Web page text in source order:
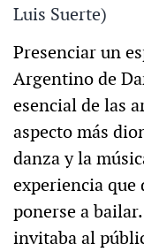
Luis Suerte)
Presenciar un
Argentino de
esencial de las
aspecto más
danza y la
experiencia que
ponerse a
invitaba al